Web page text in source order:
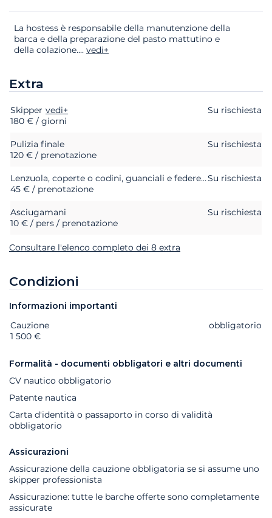
La hostess è responsabile della manutenzione della
barca e della preparazione del pasto mattutino e
della colazione.... vedi+
Extra
Extra Stato Prezzo
Skipper vedi+
Su rischiesta
180 € / giorni
Pulizia finale
Su rischiesta
120 € / prenotazione
Lenzuola, coperte o codini, guanciali e federe di guancialiSu rischiesta
45 € / prenotazione
Asciugamani
Su rischiesta
10 € / pers / prenotazione
Consultare l'elenco completo dei 8 extra
Condizioni
Informazioni importanti
Extra Stato
Cauzione
obbligatorio
1 500 €
Formalità - documenti obbligatori e altri documenti
CV nautico obbligatorio
Patente nautica
Carta d'identità o passaporto in corso di validità
obbligatorio
Assicurazioni
Assicurazione della cauzione obbligatoria se si assume uno
skipper professionista
Assicurazione: tutte le barche offerte sono completamente
assicurate